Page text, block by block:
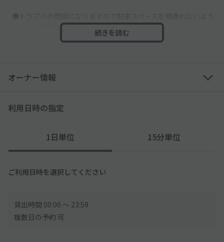
に十分ご確認ください。
続きを読む
オーナー情報
利用日時の指定
1日単位 15分単位
ご利用日時を選択してください
貸出時間 00:00 〜 23:59
複数日の予約 可